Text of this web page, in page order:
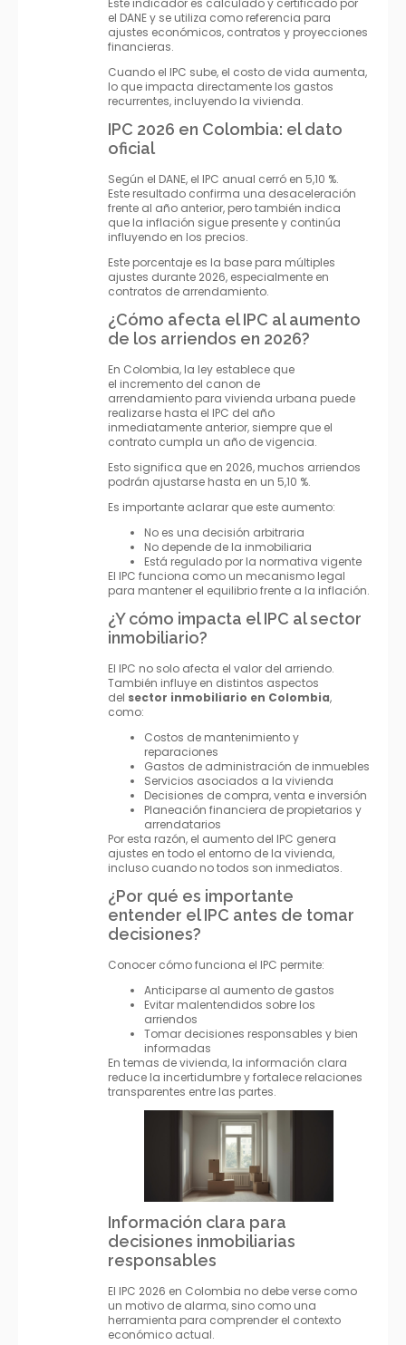
Este indicador es calculado y certificado por
el DANE y se utiliza como referencia para
ajustes económicos, contratos y proyecciones
financieras.
Cuando el IPC sube, el costo de vida aumenta,
lo que impacta directamente los gastos
recurrentes, incluyendo la vivienda.
IPC 2026 en Colombia: el dato
oficial
Según el DANE, el IPC anual cerró en 5,10 %.
Este resultado confirma una desaceleración
frente al año anterior, pero también indica
que la inflación sigue presente y continúa
influyendo en los precios.
Este porcentaje es la base para múltiples
ajustes durante 2026, especialmente en
contratos de arrendamiento.
¿Cómo afecta el IPC al aumento
de los arriendos en 2026?
En Colombia, la ley establece que
el incremento del canon de
arrendamiento para vivienda urbana puede
realizarse hasta el IPC del año
inmediatamente anterior, siempre que el
contrato cumpla un año de vigencia.
Esto significa que en 2026, muchos arriendos
podrán ajustarse hasta en un 5,10 %.
Es importante aclarar que este aumento:
No es una decisión arbitraria
No depende de la inmobiliaria
Está regulado por la normativa vigente
El IPC funciona como un mecanismo legal
para mantener el equilibrio frente a la inflación.
¿Y cómo impacta el IPC al sector
inmobiliario?
El IPC no solo afecta el valor del arriendo.
También influye en distintos aspectos
del sector inmobiliario en Colombia,
como:
Costos de mantenimiento y
reparaciones
Gastos de administración de inmuebles
Servicios asociados a la vivienda
Decisiones de compra, venta e inversión
Planeación financiera de propietarios y
arrendatarios
Por esta razón, el aumento del IPC genera
ajustes en todo el entorno de la vivienda,
incluso cuando no todos son inmediatos.
¿Por qué es importante
entender el IPC antes de tomar
decisiones?
Conocer cómo funciona el IPC permite:
Anticiparse al aumento de gastos
Evitar malentendidos sobre los
arriendos
Tomar decisiones responsables y bien
informadas
En temas de vivienda, la información clara
reduce la incertidumbre y fortalece relaciones
transparentes entre las partes.
Información clara para
decisiones inmobiliarias
responsables
El IPC 2026 en Colombia no debe verse como
un motivo de alarma, sino como una
herramienta para comprender el contexto
económico actual.